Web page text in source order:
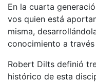
En la cuarta
vos quien está
misma,
conocimiento a
Robert Dilts definió
histórico de esta